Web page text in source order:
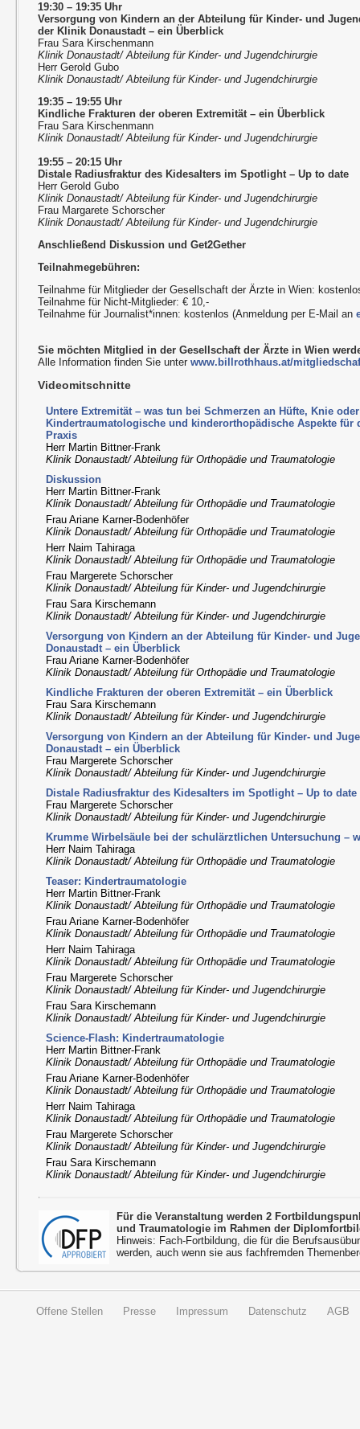
19:30 – 19:35 Uhr
Versorgung von Kindern an der Abteilung für Kinder- und
der Klinik Donaustadt – ein Überblick
Frau Sara Kirschenmann
Klinik Donaustadt/ Abteilung für Kinder- und Jugendchirurgie
Herr Gerold Gubo
Klinik Donaustadt/ Abteilung für Kinder- und Jugendchirurgie
19:35 – 19:55 Uhr
Kindliche Frakturen der oberen Extremität – ein Überblick
Frau Sara Kirschenmann
Klinik Donaustadt/ Abteilung für Kinder- und Jugendchirurgie
19:55 – 20:15 Uhr
Distale Radiusfraktur des Kidesalters im Spotlight – Up to date
Herr Gerold Gubo
Klinik Donaustadt/ Abteilung für Kinder- und Jugendchirurgie
Frau Margarete Schorscher
Klinik Donaustadt/ Abteilung für Kinder- und Jugendchirurgie
Anschließend Diskussion und Get2Gether
Teilnahmegebühren:
Teilnahme für Mitglieder der Gesellschaft der Ärzte in Wien:
Teilnahme für Nicht-Mitglieder: € 10,-
Teilnahme für Journalist*innen: kostenlos (Anmeldung per E-Mail an
Sie möchten Mitglied in der Gesellschaft der Ärzte in Wien
Alle Information finden Sie unterwww.billrothhaus.at/
Videomitschnitte
Untere Extremität – was tun bei Schmerzen an Hüfte, Knie
Kindertraumatologische und kinderorthopädische Aspekte
Praxis
Herr Martin Bittner-Frank
Klinik Donaustadt/ Abteilung für Orthopädie und Traumatologie
Diskussion
Herr Martin Bittner-Frank
Klinik Donaustadt/ Abteilung für Orthopädie und Traumatologie
Frau Ariane Karner-Bodenhöfer
Klinik Donaustadt/ Abteilung für Orthopädie und Traumatologie
Herr Naim Tahiraga
Klinik Donaustadt/ Abteilung für Orthopädie und Traumatologie
Frau Margerete Schorscher
Klinik Donaustadt/ Abteilung für Kinder- und Jugendchirurgie
Frau Sara Kirschemann
Klinik Donaustadt/ Abteilung für Kinder- und Jugendchirurgie
Versorgung von Kindern an der Abteilung für Kinder- und
Donaustadt – ein Überblick
Frau Ariane Karner-Bodenhöfer
Klinik Donaustadt/ Abteilung für Orthopädie und Traumatologie
Kindliche Frakturen der oberen Extremität – ein Überblick
Frau Sara Kirschemann
Klinik Donaustadt/ Abteilung für Kinder- und Jugendchirurgie
Versorgung von Kindern an der Abteilung für Kinder- und
Donaustadt – ein Überblick
Frau Margerete Schorscher
Klinik Donaustadt/ Abteilung für Kinder- und Jugendchirurgie
Distale Radiusfraktur des Kidesalters im Spotlight – Up to date
Frau Margerete Schorscher
Klinik Donaustadt/ Abteilung für Kinder- und Jugendchirurgie
Krumme Wirbelsäule bei der schulärztlichen Untersuchung –
Herr Naim Tahiraga
Klinik Donaustadt/ Abteilung für Orthopädie und Traumatologie
Teaser: Kindertraumatologie
Herr Martin Bittner-Frank
Klinik Donaustadt/ Abteilung für Orthopädie und Traumatologie
Frau Ariane Karner-Bodenhöfer
Klinik Donaustadt/ Abteilung für Orthopädie und Traumatologie
Herr Naim Tahiraga
Klinik Donaustadt/ Abteilung für Orthopädie und Traumatologie
Frau Margerete Schorscher
Klinik Donaustadt/ Abteilung für Kinder- und Jugendchirurgie
Frau Sara Kirschemann
Klinik Donaustadt/ Abteilung für Kinder- und Jugendchirurgie
Science-Flash: Kindertraumatologie
Herr Martin Bittner-Frank
Klinik Donaustadt/ Abteilung für Orthopädie und Traumatologie
Frau Ariane Karner-Bodenhöfer
Klinik Donaustadt/ Abteilung für Orthopädie und Traumatologie
Herr Naim Tahiraga
Klinik Donaustadt/ Abteilung für Orthopädie und Traumatologie
Frau Margerete Schorscher
Klinik Donaustadt/ Abteilung für Kinder- und Jugendchirurgie
Frau Sara Kirschemann
Klinik Donaustadt/ Abteilung für Kinder- und Jugendchirurgie
Für die Veranstaltung werden 2
und Traumatologie im Rahmen der
Hinweis: Fach-Fortbildung, die für die
werden, auch wenn sie aus fachfremden
Offene Stellen Presse Impressum Datenschutz AGB